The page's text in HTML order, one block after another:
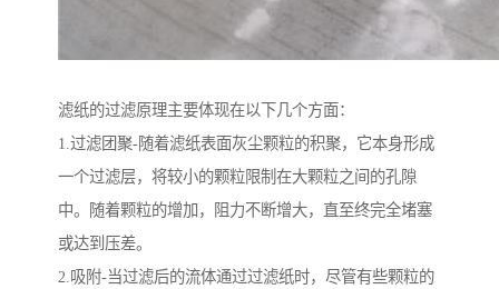
滤纸的过滤原理主要体现在以下几个方面：
1.过滤团聚-随着滤纸表面灰尘颗粒的积聚，它本身形成
一个过滤层，将较小的颗粒限制在大颗粒之间的孔隙
中。随着颗粒的增加，阻力不断增大，直至终完全堵塞
或达到压差。
2.吸附-当过滤后的流体通过过滤纸时，尽管有些颗粒的